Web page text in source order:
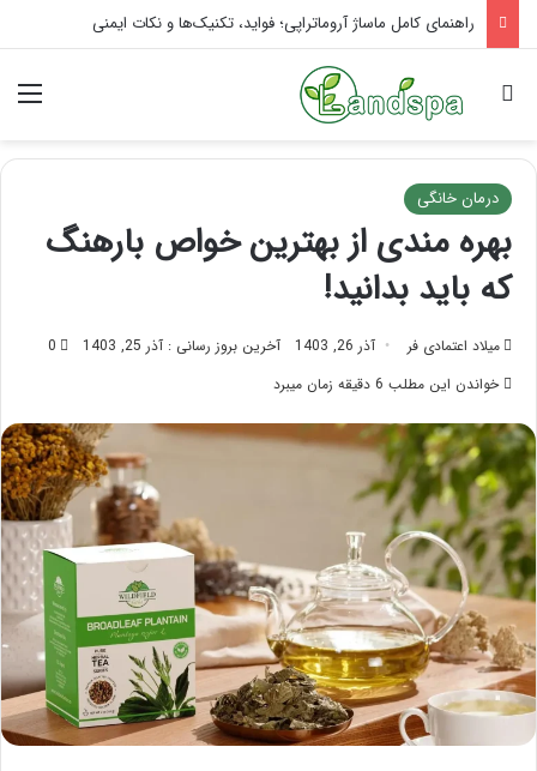
تاثیر ماساژ بر افسردگی؛ با ماساژ درمانی افسردگی را درمان کنید!
جستجو برای
درمان خانگی
بهره مندی از بهترین خواص بارهنگ
که باید بدانید!
میلاد اعتمادی فر آذر 26, 1403 آخرین بروز رسانی : آذر 25, 1403
0
خواندن این مطلب 6 دقیقه زمان میبرد